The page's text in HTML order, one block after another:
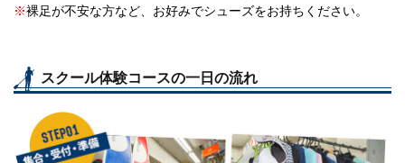
※裸足が不安な方など、お好みでシューズをお持ちください。
スクール体験コースの一日の流れ